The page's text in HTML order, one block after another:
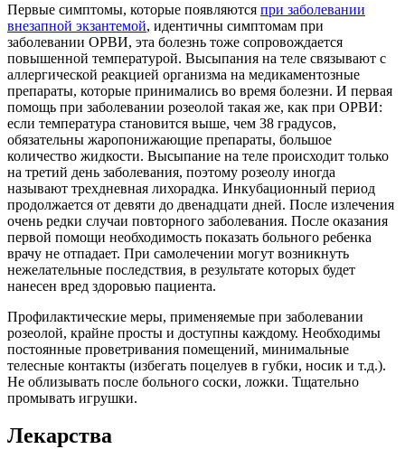
Первые симптомы, которые появляются при заболевании
внезапной экзантемой, идентичны симптомам при
заболевании ОРВИ, эта болезнь тоже сопровождается
повышенной температурой. Высыпания на теле связывают с
аллергической реакцией организма на медикаментозные
препараты, которые принимались во время болезни. И первая
помощь при заболевании розеолой такая же, как при ОРВИ:
если температура становится выше, чем 38 градусов,
обязательны жаропонижающие препараты, большое
количество жидкости. Высыпание на теле происходит только
на третий день заболевания, поэтому розеолу иногда
называют трехдневная лихорадка. Инкубационный период
продолжается от девяти до двенадцати дней. После излечения
очень редки случаи повторного заболевания. После оказания
первой помощи необходимость показать больного ребенка
врачу не отпадает. При самолечении могут возникнуть
нежелательные последствия, в результате которых будет
нанесен вред здоровью пациента.
Профилактические меры, применяемые при заболевании
розеолой, крайне просты и доступны каждому. Необходимы
постоянные проветривания помещений, минимальные
телесные контакты (избегать поцелуев в губки, носик и т.д.).
Не облизывать после больного соски, ложки. Тщательно
промывать игрушки.
Лекарства